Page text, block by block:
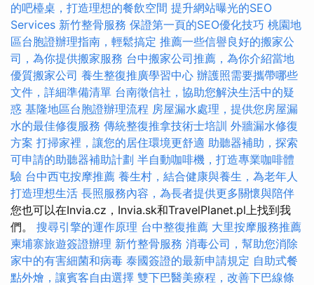
的吧檯桌，打造理想的餐飲空間 提升網站曝光的SEO
Services 新竹整骨服務 保證第一頁的SEO優化技巧 桃園地
區台胞證辦理指南，輕鬆搞定 推薦一些信譽良好的搬家公
司，為你提供搬家服務 台中搬家公司推薦，為你介紹當地
優質搬家公司 養生整復推廣學習中心 辦護照需要攜帶哪些
文件，詳細準備清單 台南徵信社，協助您解決生活中的疑
惑 基隆地區台胞證辦理流程 房屋漏水處理，提供您房屋漏
水的最佳修復服務 傳統整復推拿技術士培訓 外牆漏水修復
方案 打掃家裡，讓您的居住環境更舒適 助聽器補助，探索
可申請的助聽器補助計劃 半自動咖啡機，打造專業咖啡體
驗 台中西屯按摩推薦 養生村，結合健康與養生，為老年人
打造理想生活 長照服務內容，為長者提供更多關懷與陪伴
您也可以在Invia.cz，Invia.sk和TravelPlanet.pl上找到我
們。 搜尋引擎的運作原理 台中整復推薦 大里按摩服務推薦
柬埔寨旅遊簽證辦理 新竹整骨服務 消毒公司，幫助您消除
家中的有害細菌和病毒 泰國簽證的最新申請規定 自助式餐
點外燴，讓賓客自由選擇 雙下巴醫美療程，改善下巴線條